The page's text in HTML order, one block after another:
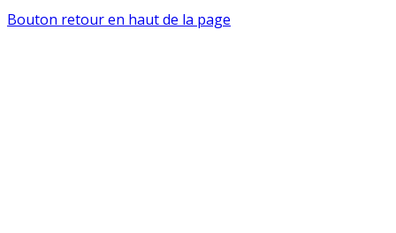
Bouton retour en haut de la page